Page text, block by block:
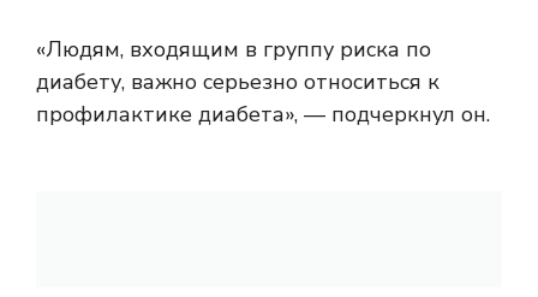
«Людям, входящим в группу риска по
диабету, важно серьезно относиться к
профилактике диабета», — подчеркнул он.